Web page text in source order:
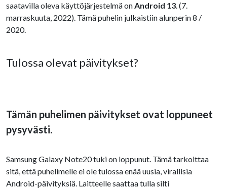
saatavilla oleva käyttöjärjestelmä onAndroid 13. (7.
marraskuuta, 2022). Tämä puhelin julkaistiin alunperin 8 /
2020.
Tulossa olevat päivitykset?
Tämän puhelimen päivitykset ovat loppuneet
pysyvästi.
Samsung Galaxy Note20 tuki on loppunut. Tämä tarkoittaa
sitä, että puhelimelle ei ole tulossa enää uusia, virallisia
Android-päivityksiä. Laitteelle saattaa tulla silti